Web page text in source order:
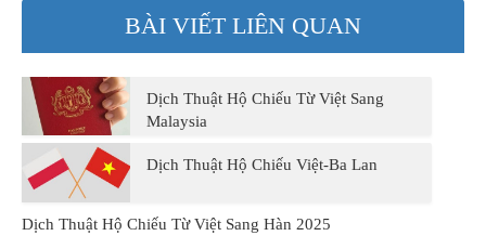
BÀI VIẾT LIÊN QUAN
Dịch Thuật Hộ Chiếu Từ Việt Sang
Malaysia
Dịch Thuật Hộ Chiếu Việt-Ba Lan
Dịch Thuật Hộ Chiếu Từ Việt Sang Hàn 2025